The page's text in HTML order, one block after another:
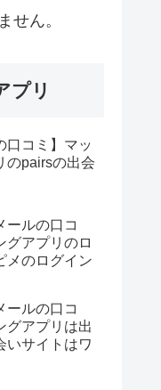
せん。
プリ
口コミ】マッ
のpairsの出会
ールの口コ
グアプリのロ
メのログイン
ールの口コ
グアプリは出
いサイトはワ